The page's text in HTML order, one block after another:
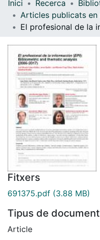
Inici Recerca
Fitxers
691375.pdf (3.88 MB)
Tipus de document
Article